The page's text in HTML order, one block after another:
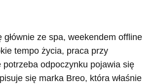
ze spa, weekendem offline
tempo życia, praca przy
potrzeba odpoczynku pojawia się
się marka Breo, która właśnie